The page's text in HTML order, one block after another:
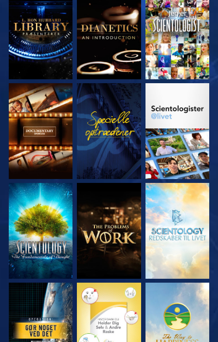
UDFORSK SERIEN UDFORSK SERIEN SE
UDFORSK SERIEN SE UDFORSK SERIEN
UDFORSK SERIEN UDFORSK SERIEN UDFORSK SERIEN
SE SE SE